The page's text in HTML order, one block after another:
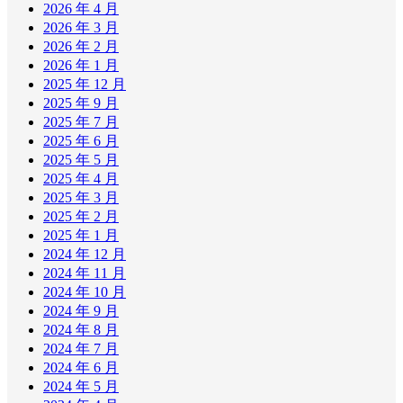
2026 年 4 月
2026 年 3 月
2026 年 2 月
2026 年 1 月
2025 年 12 月
2025 年 9 月
2025 年 7 月
2025 年 6 月
2025 年 5 月
2025 年 4 月
2025 年 3 月
2025 年 2 月
2025 年 1 月
2024 年 12 月
2024 年 11 月
2024 年 10 月
2024 年 9 月
2024 年 8 月
2024 年 7 月
2024 年 6 月
2024 年 5 月